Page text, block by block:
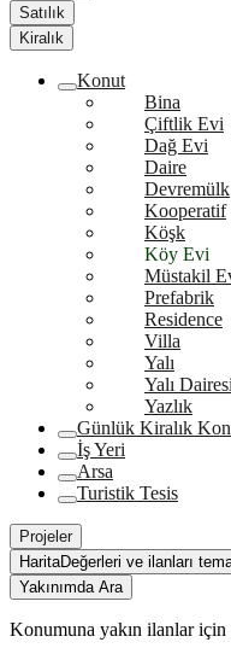
Satılık
Kiralık
Konut
Bina
Çiftlik Evi
Dağ Evi
Daire
Devremülk
Kooperatif
Köşk
Köy Evi
Müstakil
Prefabrik
Residence
Villa
Yalı
Yalı Dairesi
Yazlık
Günlük Kiralık
İş Yeri
Arsa
Turistik Tesis
Projeler
HaritaDeğerleri ve ilanları
Yakınımda Ara
Konumuna yakın ilanlar için